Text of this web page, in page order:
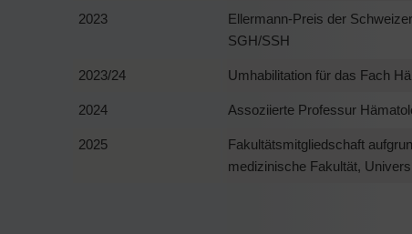
2023
Ellermann-Preis der
SGH/SSH
2023/24 Umhabilitation für das Fach
2024 Assoziierte Professur
2025
Fakultätsmitgliedschaft
medizinische Fakultät,